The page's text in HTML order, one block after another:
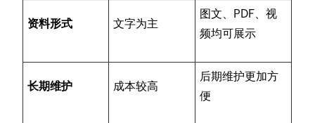
资料形式 文字为主
图文、PDF、视
频均可展示
长期维护 成本较高
后期维护更加方
便